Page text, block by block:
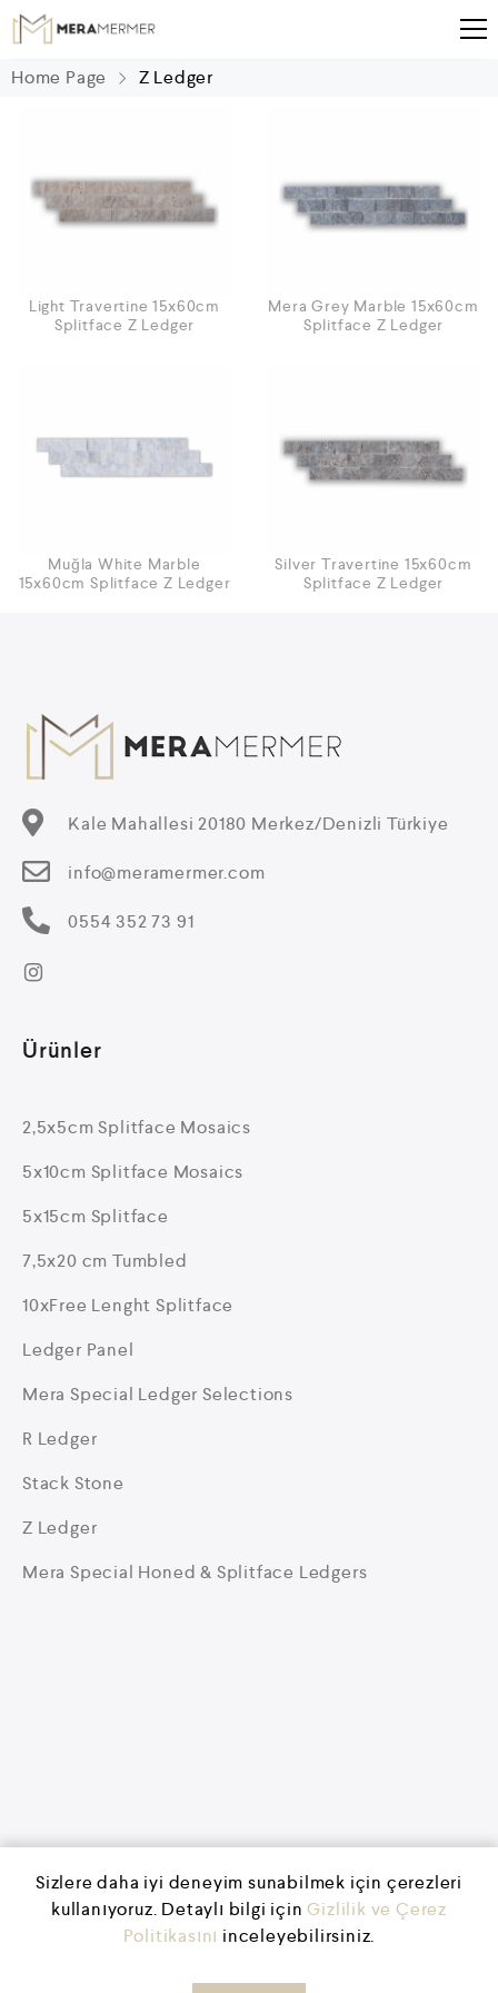
Home Page Z Ledger
Light Travertine 15x60cm
Splitface Z Ledger
Mera Grey Marble 15x60cm
Splitface Z Ledger
Muğla White Marble
15x60cm Splitface Z Ledger
Silver Travertine 15x60cm
Splitface Z Ledger
Sizlere daha iyi deneyim sunabilmek için çerezleri
kullanıyoruz. Detaylı bilgi içinGizlilik ve Çerez
Politikasını inceleyebilirsiniz.
Kale Mahallesi 20180 Merkez/Denizli Türkiye
info@meramermer.com
0554 352 73 91
Ürünler
2,5x5cm Splitface Mosaics
5x10cm Splitface Mosaics
5x15cm Splitface
7,5x20 cm Tumbled
10xFree Lenght Splitface
Ledger Panel
Mera Special Ledger Selections
R Ledger
Stack Stone
Z Ledger
Mera Special Honed & Splitface Ledgers